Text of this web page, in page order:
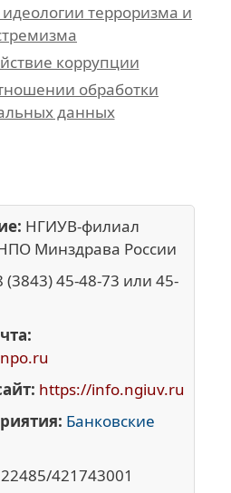
терроризма и
коррупции
обработки
данных
НГИУВ-филиал
Минздрава России
(3843) 45-48-73 или 45-
https://info.ngiuv.ru
Банковские
421743001